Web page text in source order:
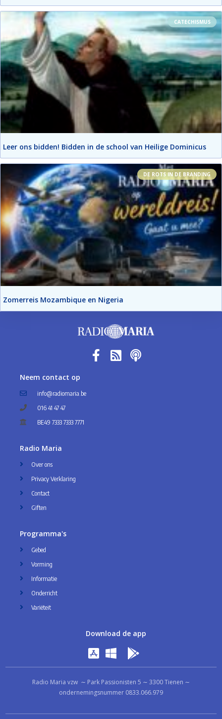
CATECHISMUS
Leer ons bidden! Bidden in de school van Heilige Dominicus
DE ROTS IN DE BRANDING
Zomerreis Mozambique en Nigeria
Neem contact op
info@radiomaria.be
016 41 47 47
BE49 7333 7333 7771
Radio Maria
Over ons
Privacy Verklaring
Contact
Giften
Programma's
Gebed
Vorming
Informatie
Onderricht
Variëteit
Download de app
Radio Maria vzw ∼ Park Passionisten 5 ∼ 3300 Tienen ∼
ondernemingsnummer 0833.066.979